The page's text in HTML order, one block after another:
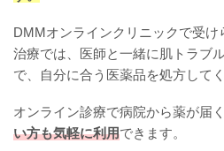
DMMオンラインクリニックで受
治療では、医師と一緒に肌トラブ
で、自分に合う医薬品を処方してく
オンライン診療で病院から薬が届く
い方も気軽に利用できます。